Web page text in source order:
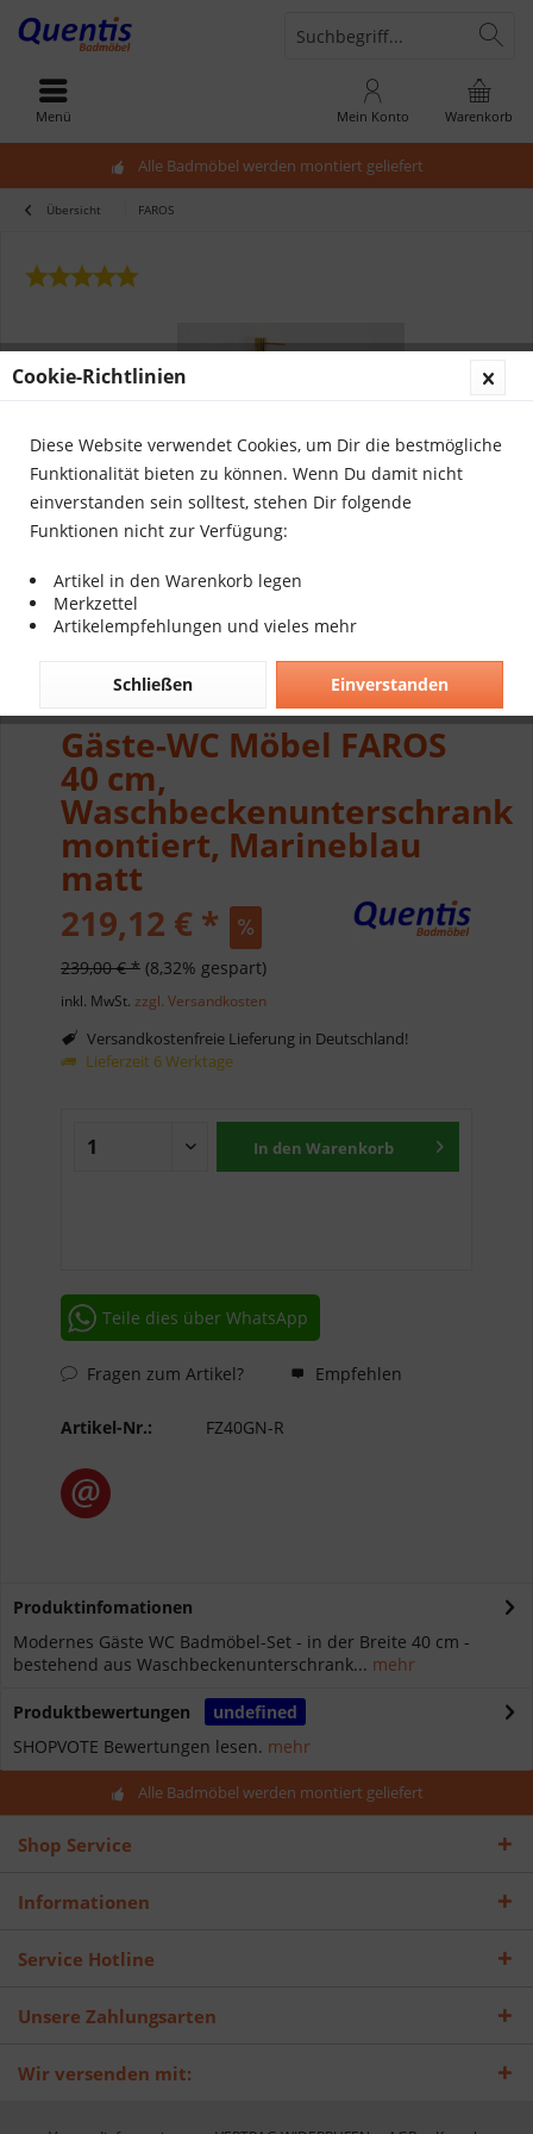
Alle Badmöbel werden montiert geliefert
Warenkorb
Mein Konto
Menü
Übersicht FAROS
Gäste-WC Möbel FAROS
40 cm,
Waschbeckenunterschrank
montiert, Marineblau
matt
219,12 € *
239,00 € * (8,32% gespart)
inkl. MwSt. zzgl. Versandkosten
Versandkostenfreie Lieferung in Deutschland!
Lieferzeit 6 Werktage
In den Warenkorb
Teile dies über WhatsApp
Fragen zum Artikel? Empfehlen
Artikel-Nr.: FZ40GN-R
Produktinfomationen
Modernes Gäste WC Badmöbel-Set - in der Breite 40 cm -
bestehend aus Waschbeckenunterschrank... mehr
Produktbewertungen
undefined
SHOPVOTE Bewertungen lesen. mehr
Alle Badmöbel werden montiert geliefert
Shop Service
Informationen
Service Hotline
Unsere Zahlungsarten
Wir versenden mit:
Cookie-Richtlinien
Diese Website verwendet Cookies, um Dir die bestmögliche
Funktionalität bieten zu können. Wenn Du damit nicht
einverstanden sein solltest, stehen Dir folgende
Funktionen nicht zur Verfügung:
Artikel in den Warenkorb legen
Merkzettel
Artikelempfehlungen und vieles mehr
Einverstanden
Schließen